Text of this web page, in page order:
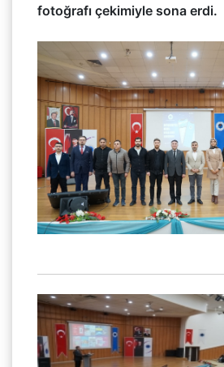
fotoğrafı çekimiyle sona erdi.